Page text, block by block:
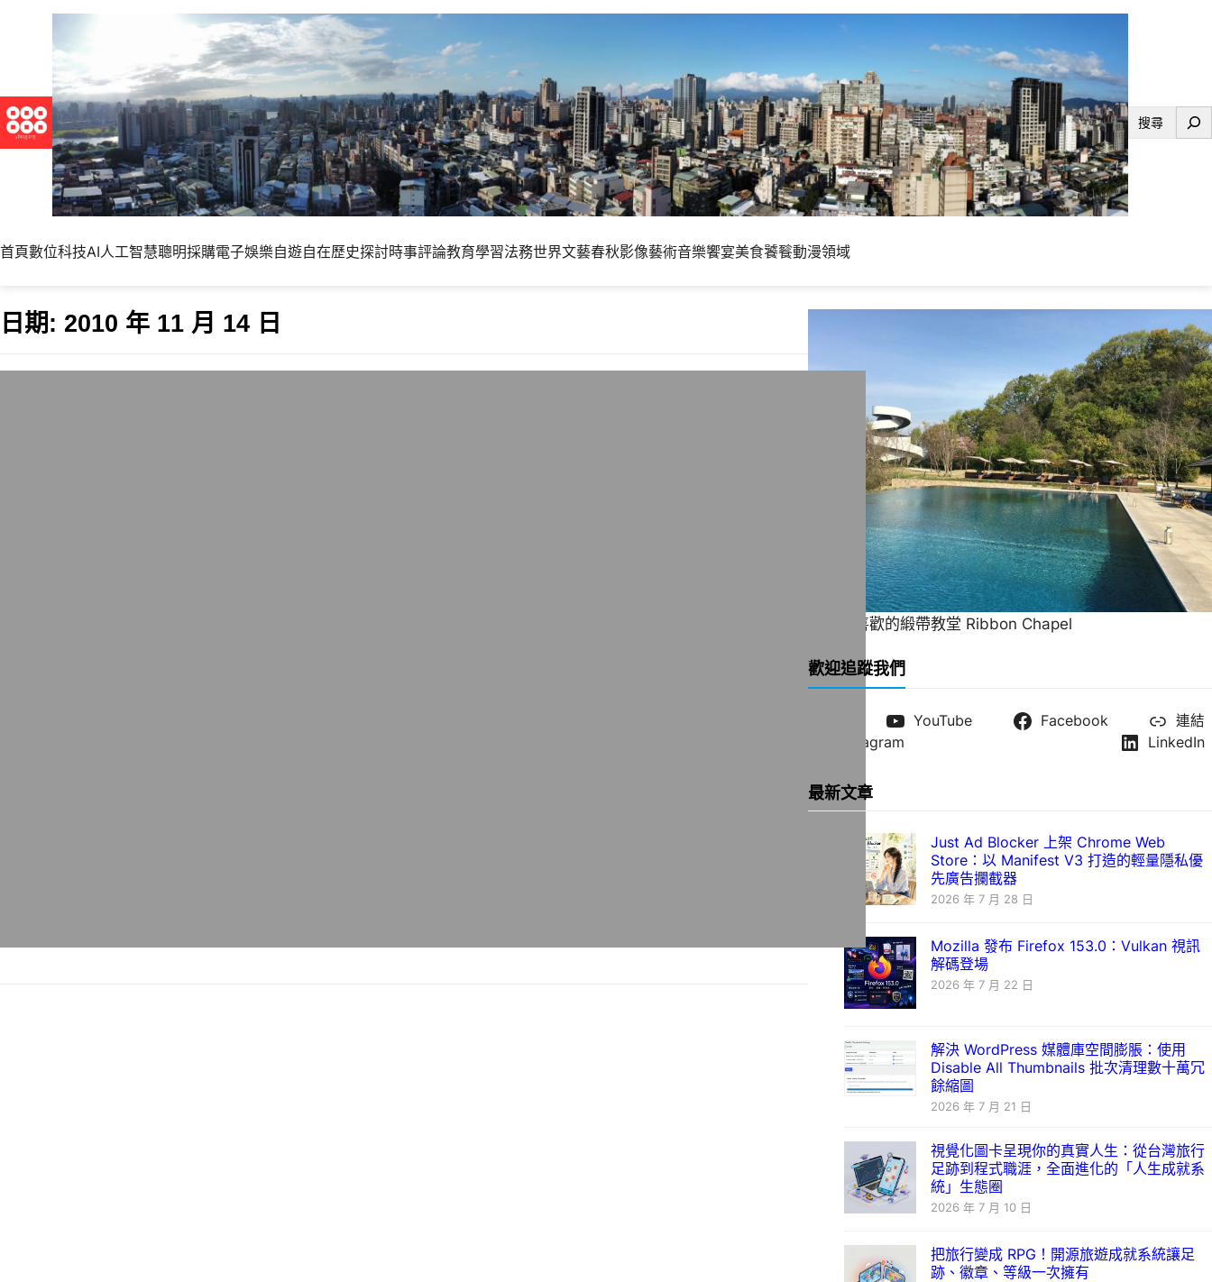
搜
首頁數位科技AI人工智慧聰明採購電子娛樂自遊自在歷史探討時事評論教育學習法務世界文藝春秋影像藝術音樂饗宴美食饕餮動漫領域
日期: 2010 年 11 月 14 日
一直很喜歡的緞帶教堂 Ribbon Chapel
歡迎追蹤我們
YouTube Facebook
連結
Instagram
LinkedIn
最新文章
Just Ad Blocker 上架 Chrome Web
Store：以 Manifest V3 打造的輕量隱私優
先廣告攔截器
2026 年 7 月 28 日
Mozilla 發布 Firefox 153.0：Vulkan 視訊
解碼登場
2026 年 7 月 22 日
解決 WordPress 媒體庫空間膨脹：使用
Disable All Thumbnails 批次清理數十萬冗
餘縮圖
2026 年 7 月 21 日
視覺化圖卡呈現你的真實人生：從台灣旅行
足跡到程式職涯，全面進化的「人生成就系
統」生態圈
2026 年 7 月 10 日
把旅行變成 RPG！開源旅遊成就系統讓足
跡、徽章、等級一次擁有